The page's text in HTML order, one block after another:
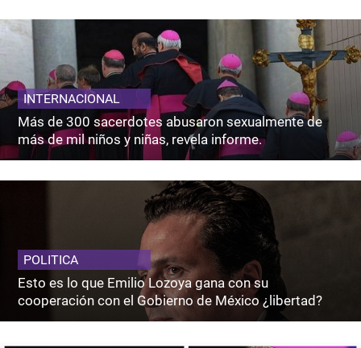
INTERNACIONAL
Más de 300 sacerdotes abusaron sexualmente de
más de mil niños y niñas, revela informe.
POLITICA
Esto es lo que Emilio Lozoya gana con su
cooperación con el Gobierno de México ¿libertad?